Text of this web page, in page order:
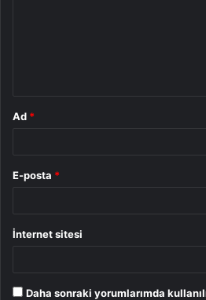
Ad *
E-posta *
İnternet sitesi
Daha sonraki yorumlarımda